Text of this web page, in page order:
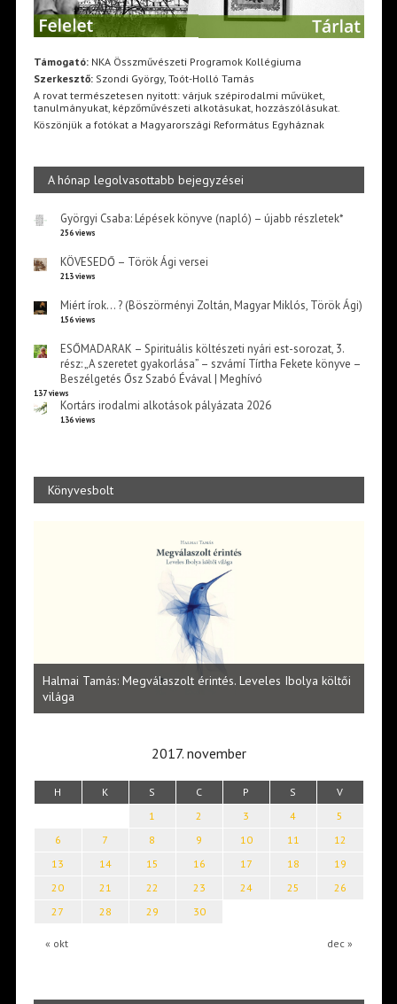
Támogató:NKA Összművészeti Programok Kollégiuma
Szerkesztő:Szondi György, Toót-Holló Tamás
A rovat természetesen nyitott: várjuk szépirodalmi művüket,
tanulmányukat, képzőművészeti alkotásukat, hozzászólásukat.
Köszönjük a fotókat a Magyarországi Református Egyháznak
A hónap legolvasottabb bejegyzései
Györgyi Csaba: Lépések könyve (napló) – újabb részletek*
256 views
KÖVESEDŐ – Török Ági versei
213 views
Miért írok… ? (Böszörményi Zoltán, Magyar Miklós, Török Ági)
156 views
ESŐMADARAK – Spirituális költészeti nyári est-sorozat, 3.
rész: „A szeretet gyakorlása” – szvámí Tírtha Fekete könyve –
Beszélgetés Ősz Szabó Évával | Meghívó
137 views
Kortárs irodalmi alkotások pályázata 2026
136 views
Könyvesbolt
Halmai Tamás: Megválaszolt érintés. Leveles Ibolya költői
világa
2017. november
H K S C P S V
« okt dec »
1 2 3 4
5
6
7 8 9 10 11
12
13
14 15 16 17 18
19
20
21 22 23 24 25
26
27
28 29 30